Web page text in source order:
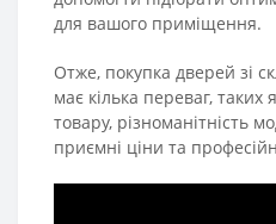
для вашого приміщення.
Отже, покупка дверей зі
має кілька переваг, таких
товару, різноманітність
приємні ціни та